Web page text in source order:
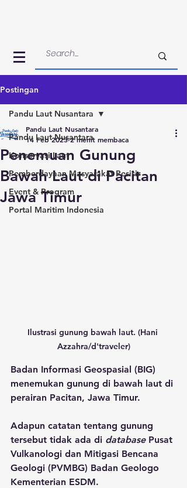
Postingan
Pandu Laut Nusantara
Konservasi Laut
Pemberdayaan Masyarakat Pesisir
Event & Program
Portal Maritim Indonesia
Pandu Laut Nusantara
Penemuan Gunung
Bawah Laut di Pacitan
Jawa Timur
Pandu Laut Nusantara
14 Feb 2023 2 menit membaca
Ilustrasi gunung bawah laut. (Hani
Azzahra/d'traveler)
Badan Informasi Geospasial (BIG)
menemukan gunung di bawah laut di
perairan Pacitan, Jawa Timur.
Adapun catatan tentang gunung
tersebut tidak ada di database Pusat
Vulkanologi dan Mitigasi Bencana
Geologi (PVMBG) Badan Geologo
Kementerian ESDM.